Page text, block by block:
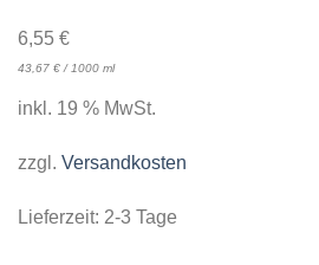
6,55 €
43,67 €/1000 ml
inkl. 19 % MwSt.
zzgl. Versandkosten
Lieferzeit: 2-3 Tage